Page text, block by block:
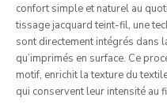
confort simple et naturel au
tissage jacquard teint-fil, une
sont directement intégrés dans
qu’imprimés en surface. Ce
motif, enrichit la texture du
qui conservent leur intensité au